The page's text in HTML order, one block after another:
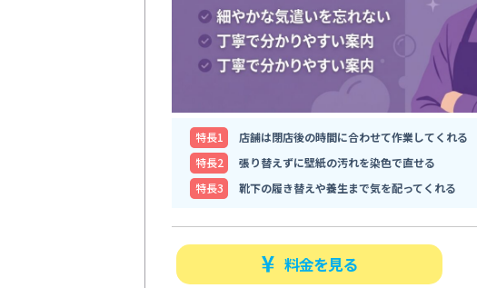
特⻑1
店舗は閉店後の時間に合わせて作業してくれる
特⻑2
張り替えずに壁紙の汚れを染色で直せる
特⻑3
靴下の履き替えや養生まで気を配ってくれる
料金を見る